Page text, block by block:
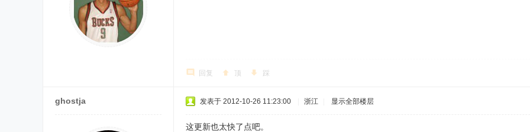
回复 顶 踩
ghostja 发表于 2012-10-26 11:23:00 浙江 显示全部楼层
这更新也太快了点吧。